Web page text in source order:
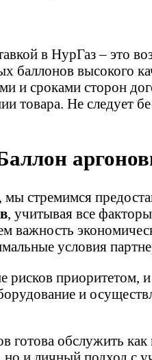
в НурГаз – это
баллонов высокого
и сроками сторон
товара. Не следует
мы стремимся
, учитывая все
важность
условия
рисков
и
готова обслужить